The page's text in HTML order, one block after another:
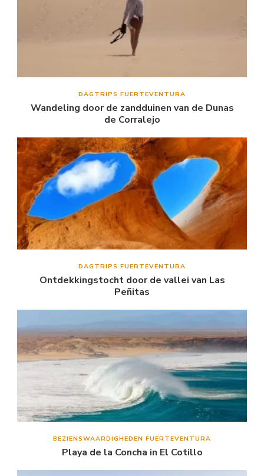
DAGTRIPS FUERTEVENTURA
Wandeling door de zandduinen van de Dunas
de Corralejo
DAGTRIPS FUERTEVENTURA
Ontdekkingstocht door de vallei van Las
Peñitas
BEZIENSWAARDIGHEDEN FUERTEVENTURA
Playa de la Concha in El Cotillo